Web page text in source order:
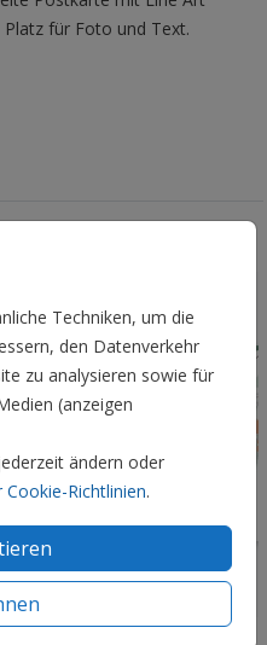
Techniken, um die
den Datenverkehr
zu analysieren sowie für
(anzeigen
ändern oder
Richtlinien.
für Foto und Text.
gefallen